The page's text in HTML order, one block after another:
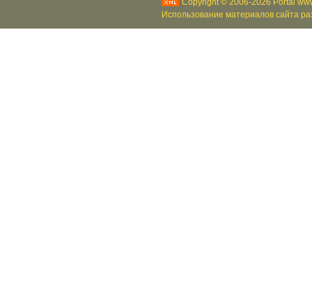
Copyright © 2006-2026 Portal
Использование материалов сайта